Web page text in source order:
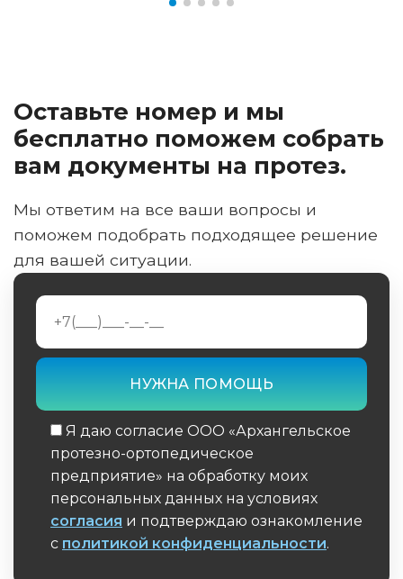
Оставьте номер и мы
бесплатно поможем собрать
вам документы на протез.
Мы ответим на все ваши вопросы и
поможем подобрать подходящее решение
для вашей ситуации.
Я даю согласие ООО «Архангельское
протезно-ортопедическое
предприятие» на обработку моих
персональных данных на условиях
согласия и подтверждаю ознакомление
с политикой конфиденциальности.